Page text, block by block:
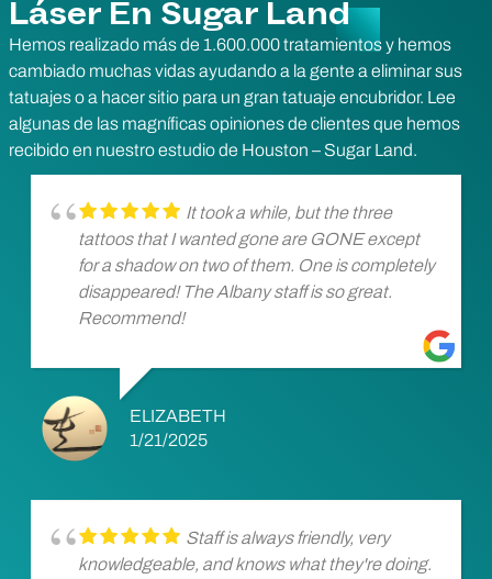
Láser En Sugar Land
Hemos realizado más de 1.600.000 tratamientos y hemos
cambiado muchas vidas ayudando a la gente a eliminar sus
tatuajes o a hacer sitio para un gran tatuaje encubridor. Lee
algunas de las magníficas opiniones de clientes que hemos
recibido en nuestro estudio de Houston – Sugar Land.
It took a while, but the three
tattoos that I wanted gone are GONE except
for a shadow on two of them. One is completely
disappeared! The Albany staff is so great.
Recommend!
ELIZABETH
1/21/2025
Staff is always friendly, very
knowledgeable, and knows what they're doing.